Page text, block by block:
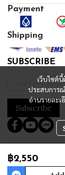
฿2,550
เว็บไซต์
ประสบการณ์
อ่านรายละเ
Payment
Shipping
SUBSCRIBE
Subscribe
Copyright